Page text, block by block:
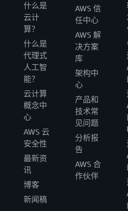
什么是
云计
算？
什么是
代理式
人工智
能？
云计算
概念中
心
AWS 云
安全性
最新资
讯
博客
新闻稿
AWS 信
任中心
AWS 解
决方案
库
架构中
心
产品和
技术常
见问题
分析报
告
AWS 合
作伙伴